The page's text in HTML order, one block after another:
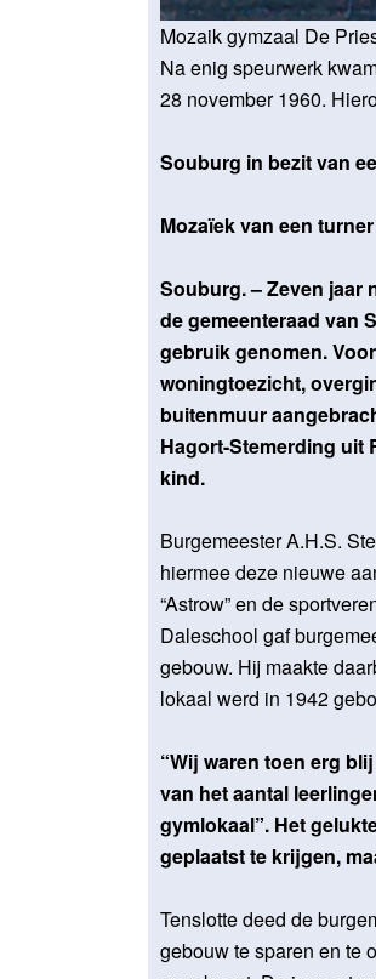
Mozaik gymzaal De
Na enig speurwerk
28 november 1960.
Souburg in bezit van
Mozaïek van een
Souburg. – Zeven jaar
de gemeenteraad van
gebruik genomen.
woningtoezicht,
buitenmuur
Hagort-Stemerding uit
kind.
Burgemeester A.H.S.
hiermee deze nieuwe
“Astrow” en de
Daleschool gaf
gebouw. Hij maakte
lokaal werd in 1942
“Wij waren toen erg
van het aantal
gymlokaal”. Het
geplaatst te krijgen,
Tenslotte deed de
gebouw te sparen en te